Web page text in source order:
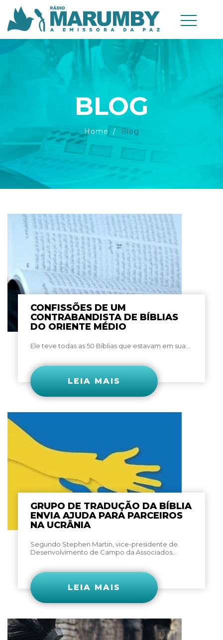
BLOG
Home Blog
CONFISSÕES DE UM
CONTRABANDISTA DE BÍBLIAS
DO ORIENTE MÉDIO
Ele teve todas as 50 Bíblias que estavam em sua...
LEIA MAIS
GRUPO DE TRADUÇÃO DA BÍBLIA
ENVIA AJUDA PARA PARCEIROS
NA UCRÂNIA
Segundo Stephen Martin, vice-presidente de
Desenvolvimento de Campo da Associados...
LEIA MAIS